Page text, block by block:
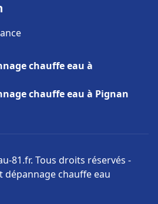
chauffe eau à
chauffe eau à Pignan
81.fr. Tous droits réservés -
dépannage chauffe eau